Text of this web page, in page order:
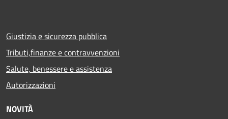
Giustizia e sicurezza pubblica
Tributi,finanze e contravvenzioni
Salute, benessere e assistenza
Autorizzazioni
NOVITÀ